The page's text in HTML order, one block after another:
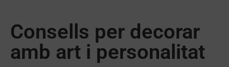
Consells per decorar
amb art i personalitat